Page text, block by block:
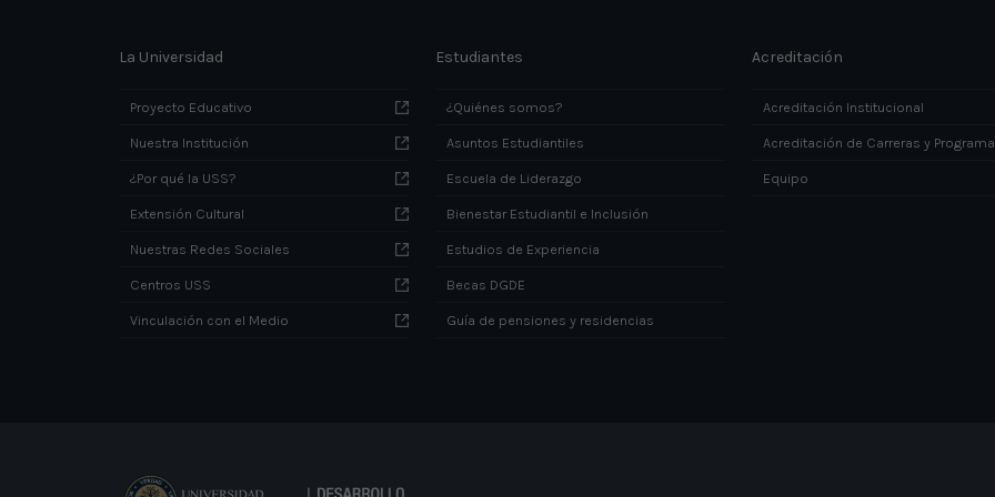
La Universidad
Proyecto Educativo
Nuestra Institución
¿Por qué la USS?
Extensión Cultural
Nuestras Redes Sociales
Centros USS
Vinculación con el Medio
Estudiantes
¿Quiénes somos?
Asuntos Estudiantiles
Escuela de Liderazgo
Bienestar Estudiantil e Inclusión
Estudios de Experiencia
Becas DGDE
Guía de pensiones y residencias
Acreditación
Acreditación Institucional
Acreditación de Carreras y
Equipo